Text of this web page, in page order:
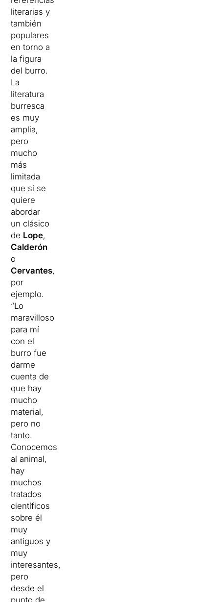
literarias y
también
populares
en torno a
la figura
del burro.
La
literatura
burresca
es muy
amplia,
pero
mucho
más
limitada
que si se
quiere
abordar
un clásico
de Lope,
Calderón
o
Cervantes,
por
ejemplo.
“Lo
maravilloso
para mí
con el
burro fue
darme
cuenta de
que hay
mucho
material,
pero no
tanto.
Conocemos
al animal,
hay
muchos
tratados
científicos
sobre él
muy
antiguos y
muy
interesantes,
pero
desde el